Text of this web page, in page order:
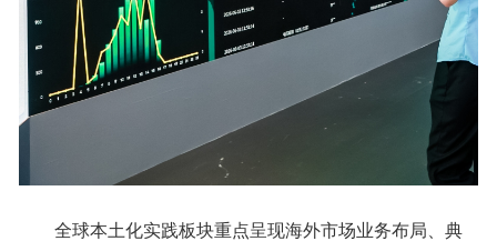
全球本土化实践板块重点呈现海外市场业务布局、典